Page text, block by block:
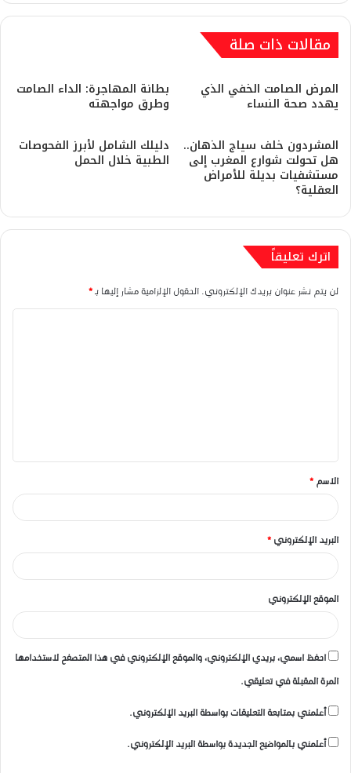
مقالات ذات صلة
المرض الصامت الخفي الذي
يهدد صحة النساء
بطانة المهاجرة: الداء الصامت
وطرق مواجهته
​المشردون خلف سياج الذهان..
هل تحولت شوارع المغرب إلى
مستشفيات بديلة للأمراض
العقلية؟
دليلك الشامل لأبرز الفحوصات
الطبية خلال الحمل
اترك تعليقاً
لن يتم نشر عنوان بريدك الإلكتروني. الحقول الإلزامية مشار إليها بـ*
ق
*
الاسم *
البريد الإلكتروني *
الموقع الإلكتروني
احفظ اسمي، بريدي الإلكتروني، والموقع الإلكتروني في هذا المتصفح لاستخدامها
المرة المقبلة في تعليقي.
أعلمني بمتابعة التعليقات بواسطة البريد الإلكتروني.
أعلمني بالمواضيع الجديدة بواسطة البريد الإلكتروني.